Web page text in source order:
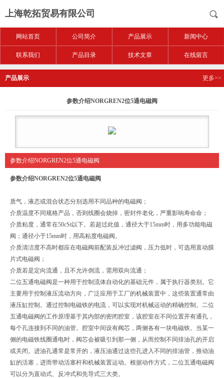
上海乾拓贸易有限公司
网站首页 公司简介 产品展示 新闻中心
联系我们 产品目录 技术文章 在线留言
产品展示 更多>>
参数介绍NORGREN2位5通电磁阀
参数介绍NORGREN2位5通电磁阀
参数介绍NORGREN2位5通电磁阀
质气，液态或混合状态分别选用不同品种的电磁阀；
介质温度不同规格产品，否则线圈会烧掉，密封件老化，严重影响寿命命；
介质粘度，通常在50cSt以下。若超过此值，通径大于15mm时，用多功能电磁
阀；通径小于15mm时，用高粘度电磁阀。
介质清洁度不高时都应在电磁阀前配装反冲过滤阀，压力低时，可选用直动膜
片式电磁阀；
介质若是定向流通，且不允许倒流，需用双向流通；
二位五通电磁阀是一种用于控制流体自动化的基础元件，属于执行器类别。它
主要用于控制液压流动方向，广泛应用于工厂的机械装置中，这些装置通常由
液压缸控制。通过控制电磁铁的电流，可以实现对机械运动的精确控制。二位
五通电磁阀的工作原理基于其内部的密闭腔室，该腔室在不同位置开有通孔，
每个孔连接到不同的油管。腔室中间设有阀芯，两侧各有一块电磁铁。当某一
侧的电磁铁线圈通电时，阀芯会被吸引到那一侧，从而控制不同排油孔的开启
或关闭。进油孔通常是常开的，液压油通过这些孔进入不同的排油管，推动油
缸的活塞，进而带动活塞杆和机械装置运动。根据动作方式，二位五通电磁阀
可以分为直动式、反冲式和先导式三大类。